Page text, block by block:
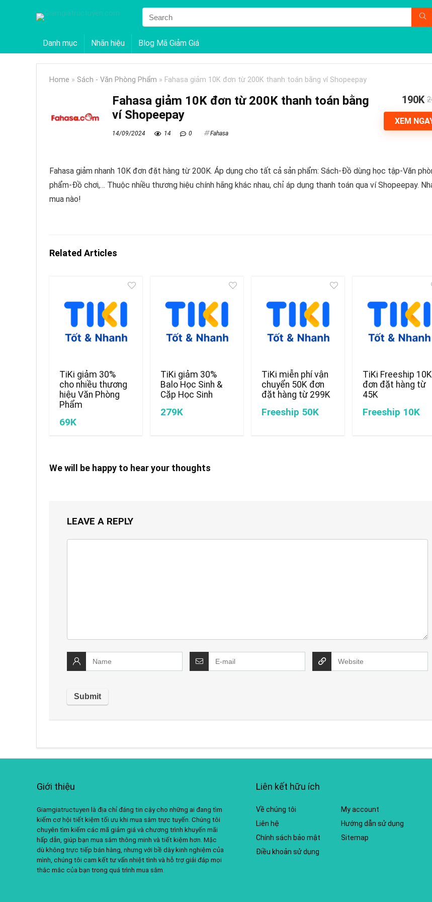
Danh mục Nhãn hiệu Blog Mã Giảm Giá
Home » Sách - Văn Phòng Phẩm » Fahasa giảm 10K đơn từ 200K thanh toán bằng ví Shopeepay
Fahasa giảm 10K đơn từ 200K thanh toán bằng
ví Shopeepay
14/09/2024 14 0 Fahasa
190K
XEM
Fahasa giảm nhanh 10K đơn đặt hàng từ 200K. Áp dụng cho tất cả sản phẩm: Sách-Đồ dùng học tập-Văn
phẩm-Đồ chơi,… Thuộc nhiều thương hiệu chính hãng khác nhau, chỉ áp dụng thanh toán qua ví Shopeepay.
mua nào!
Related Articles
TiKi giảm 30%
cho nhiều thương
hiệu Văn Phòng
Phẩm
69K
TiKi giảm 30%
Balo Học Sinh &
Cặp Học Sinh
279K
TiKi miễn phí vận
chuyển 50K đơn
đặt hàng từ 299K
Freeship 50K
TiKi Freeship 10K
đơn đặt hàng từ
45K
Freeship 10K
We will be happy to hear your thoughts
LEAVE A REPLY
Giới thiệu
Giamgiatructuyen là địa chỉ đáng tin cậy cho những ai đang tìm
kiếm cơ hội tiết kiệm tối ưu khi mua sắm trực tuyến. Chúng tôi
chuyên tìm kiếm các mã giảm giá và chương trình khuyến mãi
hấp dẫn, giúp bạn mua sắm thông minh và tiết kiệm hơn. Mặc
dù không trực tiếp bán hàng, nhưng với bề dày kinh nghiệm của
mình, chúng tôi cam kết tư vấn nhiệt tình và hỗ trợ giải đáp mọi
thắc mắc của bạn trong quá trình mua sắm.
Liên kết hữu ích
Về chúng tôi
Liên hệ
Chính sách bảo mật
Điều khoản sử dụng
My account
Hướng dẫn sử dụng
Sitemap